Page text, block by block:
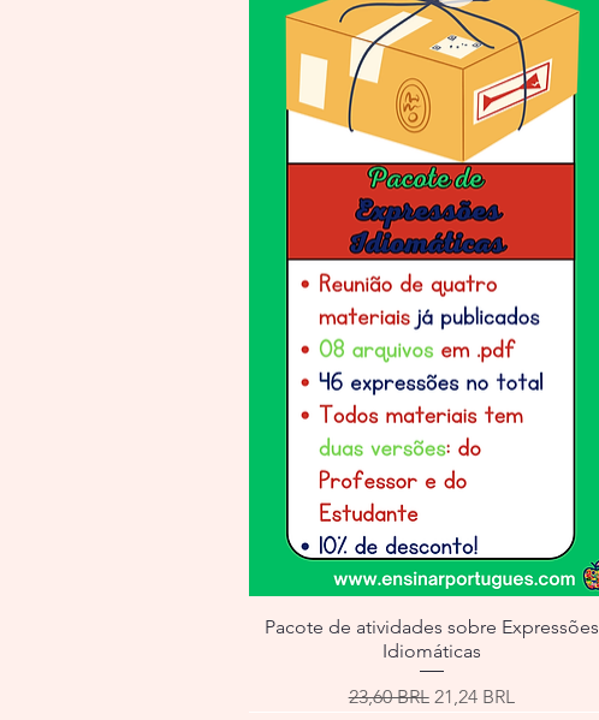
Pacote de atividades sobre Expressões
Idiomáticas
Precio
23,60 BRL Precio de oferta
21,24 BRL